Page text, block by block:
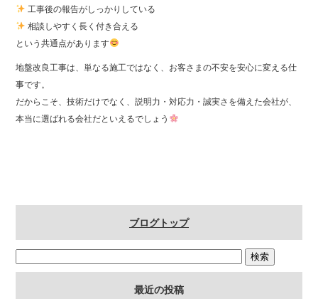
工事後の報告がしっかりしている
相談しやすく長く付き合える
という共通点があります
地盤改良工事は、単なる施工ではなく、お客さまの不安を安心に変える仕
事です。
だからこそ、技術だけでなく、説明力・対応力・誠実さを備えた会社が、
本当に選ばれる会社だといえるでしょう
ブログトップ
最近の投稿